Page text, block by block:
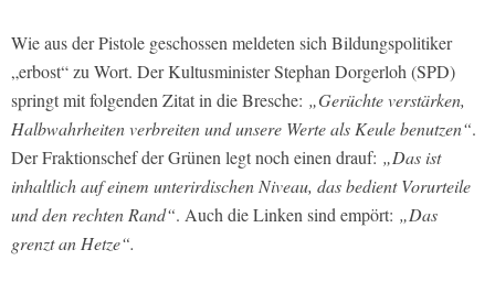
Wie aus der Pistole geschossen meldeten sich Bildungspolitiker
„erbost“ zu Wort. Der Kultusminister Stephan Dorgerloh (SPD)
springt mit folgenden Zitat in die Bresche: „Gerüchte verstärken,
Halbwahrheiten verbreiten und unsere Werte als Keule benutzen“.
Der Fraktionschef der Grünen legt noch einen drauf: „Das ist
inhaltlich auf einem unterirdischen Niveau, das bedient Vorurteile
und den rechten Rand“. Auch die Linken sind empört: „Das
grenzt an Hetze“.